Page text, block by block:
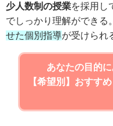
少人数制の授業を採用し
でしっかり理解ができる
せた個別指導が受けられ
あなたの目的
【希望別】おすす